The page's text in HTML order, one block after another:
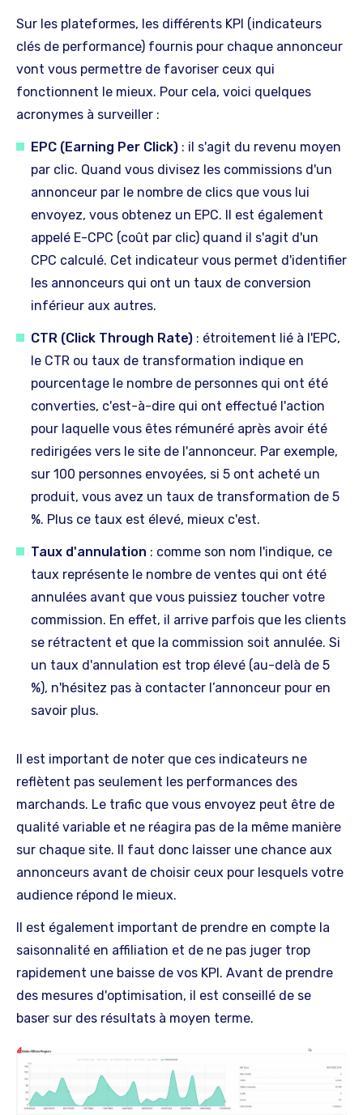
Sur les plateformes, les différents KPI (indicateurs
clés de performance) fournis pour chaque annonceur
vont vous permettre de favoriser ceux qui
fonctionnent le mieux. Pour cela, voici quelques
acronymes à surveiller :
EPC (Earning Per Click) : il s'agit du revenu moyen
par clic. Quand vous divisez les commissions d'un
annonceur par le nombre de clics que vous lui
envoyez, vous obtenez un EPC. Il est également
appelé E-CPC (coût par clic) quand il s'agit d'un
CPC calculé. Cet indicateur vous permet d'identifier
les annonceurs qui ont un taux de conversion
inférieur aux autres.
CTR (Click Through Rate) : étroitement lié à l'EPC,
le CTR ou taux de transformation indique en
pourcentage le nombre de personnes qui ont été
converties, c'est-à-dire qui ont effectué l'action
pour laquelle vous êtes rémunéré après avoir été
redirigées vers le site de l'annonceur. Par exemple,
sur 100 personnes envoyées, si 5 ont acheté un
produit, vous avez un taux de transformation de 5
%. Plus ce taux est élevé, mieux c'est.
Taux d'annulation : comme son nom l'indique, ce
taux représente le nombre de ventes qui ont été
annulées avant que vous puissiez toucher votre
commission. En effet, il arrive parfois que les clients
se rétractent et que la commission soit annulée. Si
un taux d'annulation est trop élevé (au-delà de 5
%), n'hésitez pas à contacter l’annonceur pour en
savoir plus.
Il est important de noter que ces indicateurs ne
reflètent pas seulement les performances des
marchands. Le trafic que vous envoyez peut être de
qualité variable et ne réagira pas de la même manière
sur chaque site. Il faut donc laisser une chance aux
annonceurs avant de choisir ceux pour lesquels votre
audience répond le mieux.
Il est également important de prendre en compte la
saisonnalité en affiliation et de ne pas juger trop
rapidement une baisse de vos KPI. Avant de prendre
des mesures d'optimisation, il est conseillé de se
baser sur des résultats à moyen terme.